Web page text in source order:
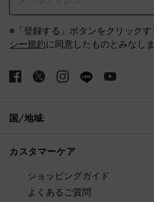
※「登録する」ボタンをクリックす
シー規約に同意したものとみなしま
国/地域:
カスタマーケア
ショッピングガイド
よくあるご質問